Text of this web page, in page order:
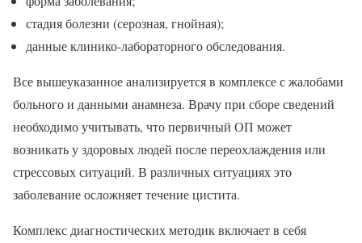
стадия болезни (серозная, гнойная);
данные клинико-лабораторного обследования.
Все вышеуказанное анализируется в комплексе с жалобами
больного и данными анамнеза. Врачу при сборе сведений
необходимо учитывать, что первичный ОП может
возникать у здоровых людей после переохлаждения или
стрессовых ситуаций. В различных ситуациях это
заболевание осложняет течение цистита.
Комплекс диагностических методик включает в себя